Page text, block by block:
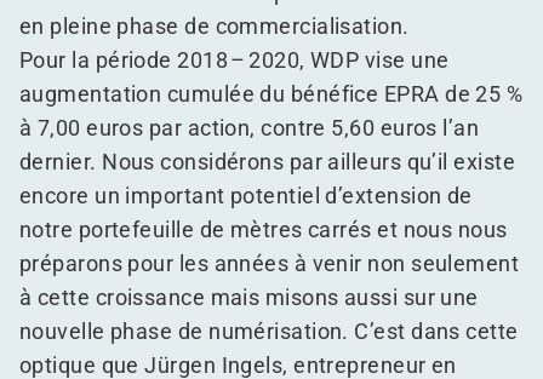
en pleine phase de commercialisation.
Pour la période 2018 – 2020, WDP vise une
augmentation cumulée du bénéfice EPRA de 25 %
à 7,00 euros par action, contre 5,60 euros l’an
dernier. Nous considérons par ailleurs qu’il existe
encore un important potentiel d’extension de
notre portefeuille de mètres carrés et nous nous
préparons pour les années à venir non seulement
à cette croissance mais misons aussi sur une
nouvelle phase de numérisation. C’est dans cette
optique que Jürgen Ingels, entrepreneur en